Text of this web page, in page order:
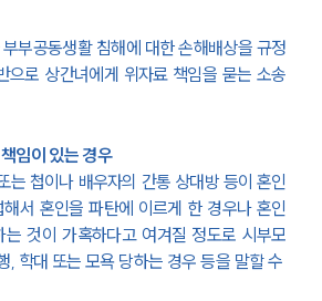
부공동생활 침해에 대한 손해배상을 규정
으로 상간녀에게 위자료 책임을 묻는 소송
임이 있는 경우
는 첩이나 배우자의 간통 상대방 등이 혼인
서 혼인을 파탄에 이르게 한 경우나 혼인
것이 가혹하다고 여겨질 정도로 시부모
, 학대 또는 모욕 당하는 경우 등을 말할 수